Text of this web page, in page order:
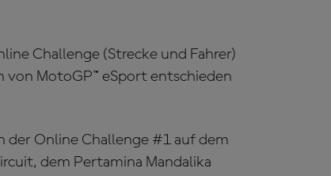
Challenge (Strecke und Fahrer)
MotoGP™ eSport entschieden
der Online Challenge #1 auf dem
dem Pertamina Mandalika